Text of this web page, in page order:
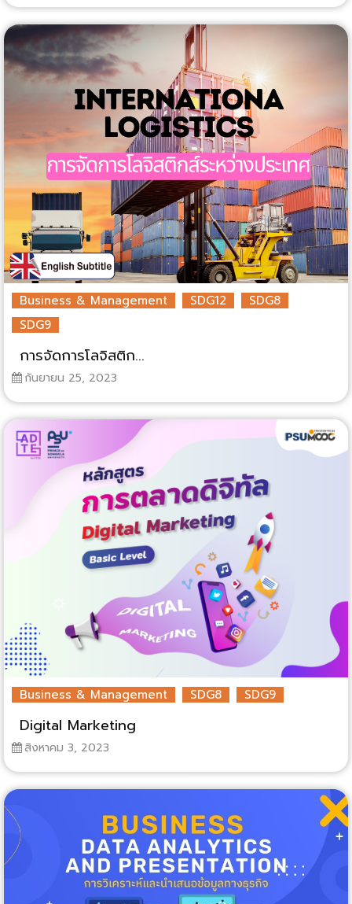
Business & Management SDG12
SDG8
SDG9
การจัดการโลจิสติก...
กันยายน 25, 2023
Business & Management SDG8 SDG9
Digital Marketing
สิงหาคม 3, 2023